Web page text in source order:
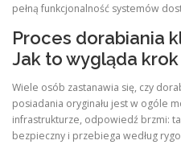
pełną funkcjonalność systemów
Proces dorabiania
Jak to wygląda
Wiele osób zastanawia się, czy
posiadania oryginału jest w ogóle
infrastrukturze, odpowiedź brzmi:
bezpieczny i przebiega według